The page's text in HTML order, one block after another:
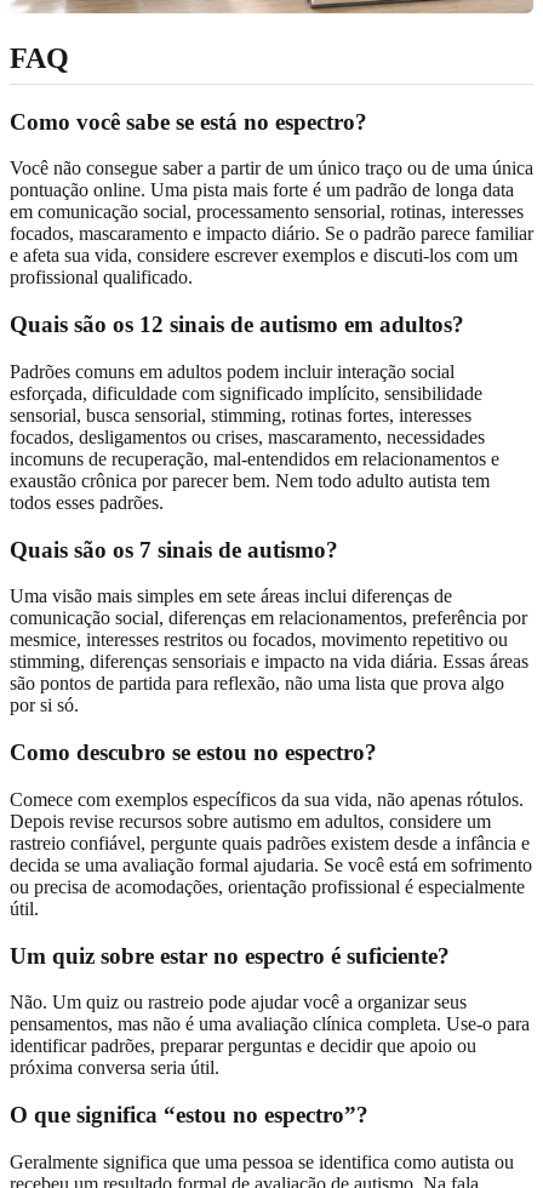
FAQ
Como você sabe se está no espectro?
Você não consegue saber a partir de um único traço ou de uma única
pontuação online. Uma pista mais forte é um padrão de longa data
em comunicação social, processamento sensorial, rotinas, interesses
focados, mascaramento e impacto diário. Se o padrão parece familiar
e afeta sua vida, considere escrever exemplos e discuti-los com um
profissional qualificado.
Quais são os 12 sinais de autismo em adultos?
Padrões comuns em adultos podem incluir interação social
esforçada, dificuldade com significado implícito, sensibilidade
sensorial, busca sensorial, stimming, rotinas fortes, interesses
focados, desligamentos ou crises, mascaramento, necessidades
incomuns de recuperação, mal-entendidos em relacionamentos e
exaustão crônica por parecer bem. Nem todo adulto autista tem
todos esses padrões.
Quais são os 7 sinais de autismo?
Uma visão mais simples em sete áreas inclui diferenças de
comunicação social, diferenças em relacionamentos, preferência por
mesmice, interesses restritos ou focados, movimento repetitivo ou
stimming, diferenças sensoriais e impacto na vida diária. Essas áreas
são pontos de partida para reflexão, não uma lista que prova algo
por si só.
Como descubro se estou no espectro?
Comece com exemplos específicos da sua vida, não apenas rótulos.
Depois revise recursos sobre autismo em adultos, considere um
rastreio confiável, pergunte quais padrões existem desde a infância e
decida se uma avaliação formal ajudaria. Se você está em sofrimento
ou precisa de acomodações, orientação profissional é especialmente
útil.
Um quiz sobre estar no espectro é suficiente?
Não. Um quiz ou rastreio pode ajudar você a organizar seus
pensamentos, mas não é uma avaliação clínica completa. Use-o para
identificar padrões, preparar perguntas e decidir que apoio ou
próxima conversa seria útil.
O que significa “estou no espectro”?
Geralmente significa que uma pessoa se identifica como autista ou
recebeu um resultado formal de avaliação de autismo. Na fala